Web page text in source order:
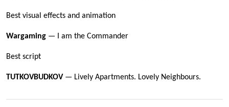
Best visual effects and animation
Wargaming — I am the Commander
Best script
TUTKOVBUDKOV— Lively Apartments. Lovely Neighbours.